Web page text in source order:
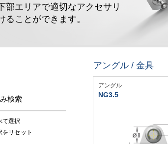
部エリアで適切なアクセサリ
ることができます。
検索
て選択
をリセット
アングル / 金具
アングル
NG3.5